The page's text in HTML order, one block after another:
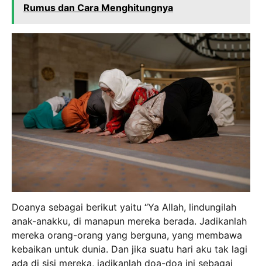
Rumus dan Cara Menghitungnya
Doanya sebagai berikut yaitu “Ya Allah, lindungilah
anak-anakku, di manapun mereka berada. Jadikanlah
mereka orang-orang yang berguna, yang membawa
kebaikan untuk dunia. Dan jika suatu hari aku tak lagi
ada di sisi mereka, jadikanlah doa-doa ini sebagai